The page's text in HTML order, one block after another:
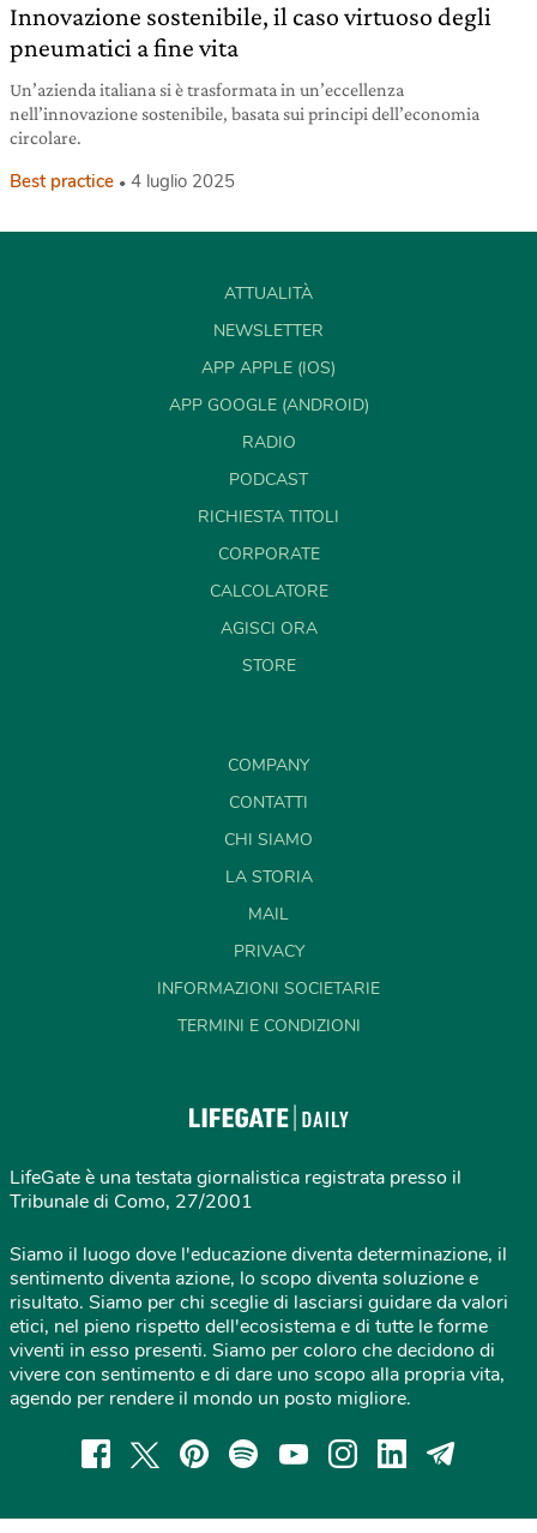
Innovazione sostenibile, il caso virtuoso degli
pneumatici a fine vita
Un’azienda italiana si è trasformata in un’eccellenza
nell’innovazione sostenibile, basata sui principi dell’economia
circolare.
Best practice 4 luglio 2025
ATTUALITÀ
NEWSLETTER
APP APPLE (IOS)
APP GOOGLE (ANDROID)
RADIO
PODCAST
RICHIESTA TITOLI
CORPORATE
CALCOLATORE
AGISCI ORA
STORE
COMPANY
CONTATTI
CHI SIAMO
LA STORIA
MAIL
PRIVACY
INFORMAZIONI SOCIETARIE
TERMINI E CONDIZIONI
LifeGate è una testata giornalistica registrata presso il
Tribunale di Como, 27/2001
Siamo il luogo dove l'educazione diventa determinazione, il
sentimento diventa azione, lo scopo diventa soluzione e
risultato. Siamo per chi sceglie di lasciarsi guidare da valori
etici, nel pieno rispetto dell'ecosistema e di tutte le forme
viventi in esso presenti. Siamo per coloro che decidono di
vivere con sentimento e di dare uno scopo alla propria vita,
agendo per rendere il mondo un posto migliore.